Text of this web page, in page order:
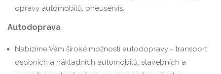
opravy automobilů, pneuservis.
Autodoprava
Nabízíme Vám široké možnosti autodopravy - transport
osobních a nákladních automobilů, stavebních a